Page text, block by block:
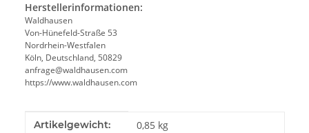
Herstellerinformationen:
Waldhausen
Von-Hünefeld-Straße 53
Nordrhein-Westfalen
Köln, Deutschland, 50829
anfrage@waldhausen.com
https://www.waldhausen.com
Produkteigenschaft
Wert
Artikelgewicht: 0,85 kg